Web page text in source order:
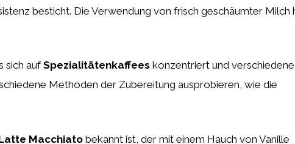
besticht. Die Verwendung von frisch geschäumter Milch
sich aufSpezialitätenkaffees konzentriert und verschiedene
Methoden der Zubereitung ausprobieren, wie die
Macchiato bekannt ist, der mit einem Hauch von Vanille